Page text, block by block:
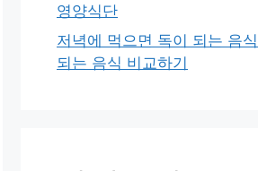
영양식단
저녁에 먹으면 독이 되는 음
되는 음식 비교하기